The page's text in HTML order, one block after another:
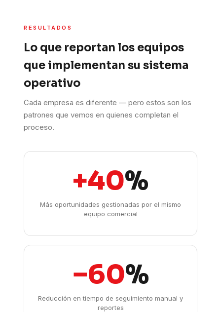
RESULTADOS
Lo que reportan los equipos
que implementan su sistema
operativo
Cada empresa es diferente — pero estos son los
patrones que vemos en quienes completan el
proceso.
+40%
Más oportunidades gestionadas por el mismo
equipo comercial
−60%
Reducción en tiempo de seguimiento manual y
reportes